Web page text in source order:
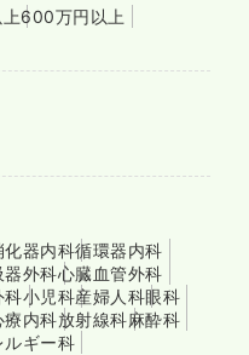
600万円以上
化器内科循環器内科
器外科心臓血管外科
科小児科産婦人科眼科
療内科放射線科麻酔科
ルギー科